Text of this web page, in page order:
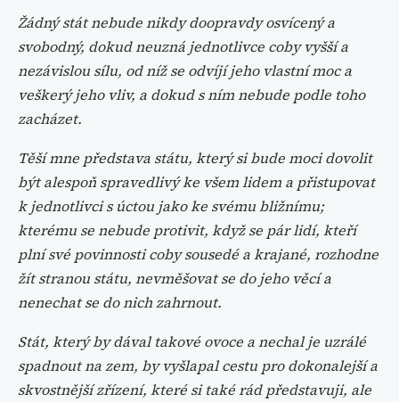
Žádný stát nebude nikdy doopravdy osvícený a
svobodný, dokud neuzná jednotlivce coby vyšší a
nezávislou sílu, od níž se odvíjí jeho vlastní moc a
veškerý jeho vliv, a dokud s ním nebude podle toho
zacházet.
Těší mne představa státu, který si bude moci dovolit
být alespoň spravedlivý ke všem lidem a přistupovat
k jednotlivci s úctou jako ke svému bližnímu;
kterému se nebude protivit, když se pár lidí, kteří
plní své povinnosti coby sousedé a krajané, rozhodne
žít stranou státu, nevměšovat se do jeho věcí a
nenechat se do nich zahrnout.
Stát, který by dával takové ovoce a nechal je uzrálé
spadnout na zem, by vyšlapal cestu pro dokonalejší a
skvostnější zřízení, které si také rád představuji, ale